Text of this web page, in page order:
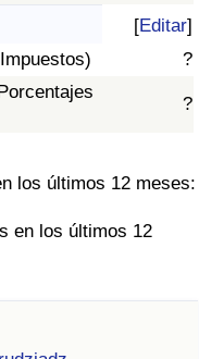
[Editar]
?
?
los últimos 12 meses:
en los últimos 12